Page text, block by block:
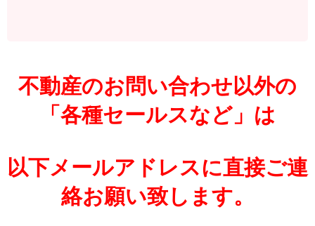
不動産のお問い合わせ以外の
「各種セールスなど」は
以下メールアドレスに直接ご連
絡お願い致します。